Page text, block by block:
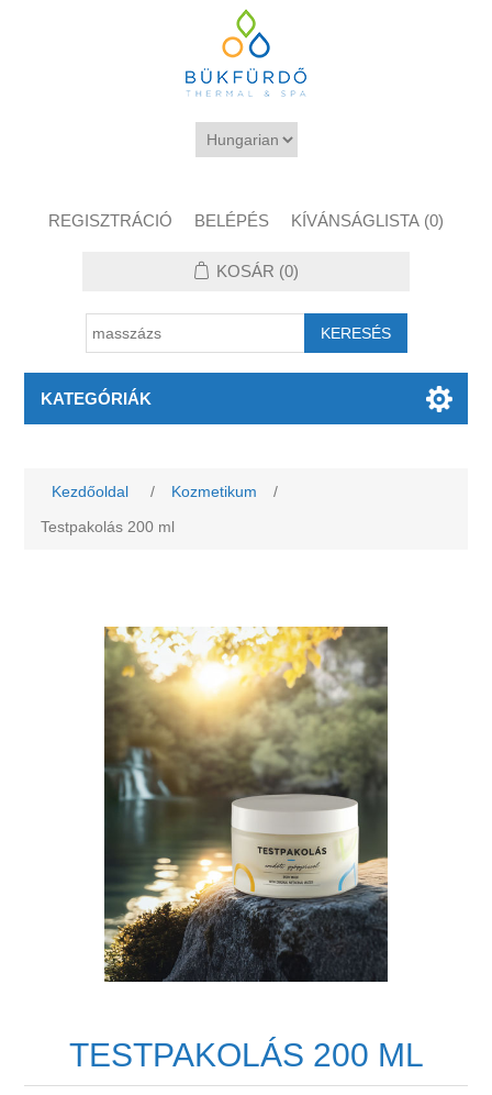
REGISZTRÁCIÓ BELÉPÉS KÍVÁNSÁGLISTA (0)
KOSÁR (0)
KATEGÓRIÁK
Kezdőoldal / Kozmetikum
/
Testpakolás 200 ml
TESTPAKOLÁS 200 ML